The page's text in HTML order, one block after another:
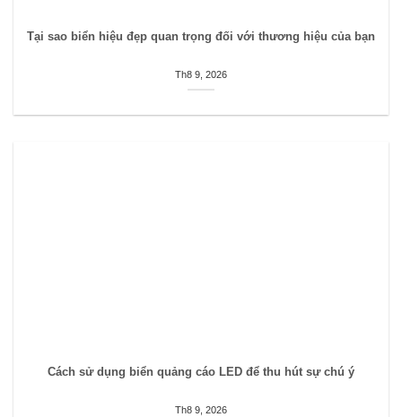
Tại sao biển hiệu đẹp quan trọng đối với thương hiệu của bạn
Th8 9, 2026
Cách sử dụng biển quảng cáo LED để thu hút sự chú ý
Th8 9, 2026